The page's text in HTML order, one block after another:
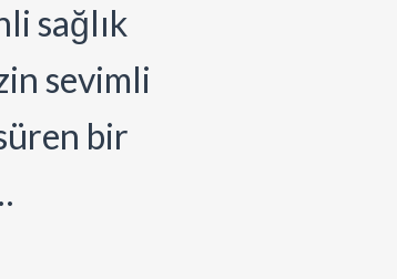
sağlık
sevimli
bir